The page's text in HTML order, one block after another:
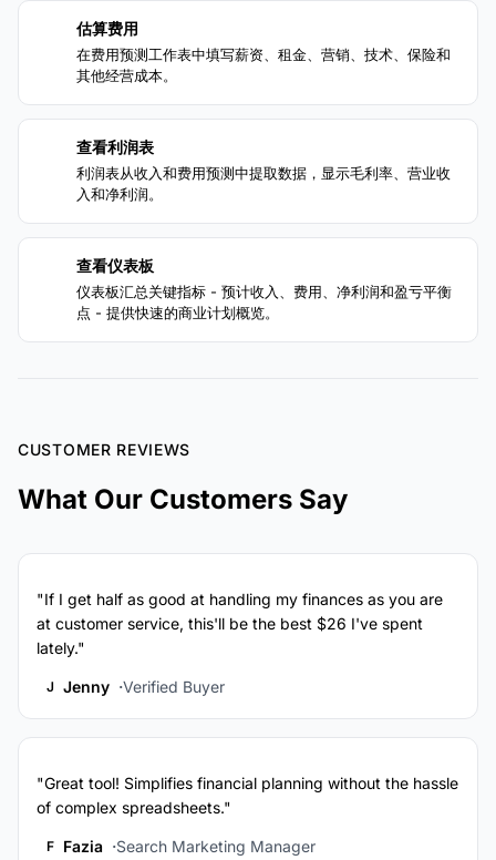
估算费用
在费用预测工作表中填写薪资、租金、营销、技术、保险和
其他经营成本。
查看利润表
利润表从收入和费用预测中提取数据，显示毛利率、营业收
入和净利润。
查看仪表板
仪表板汇总关键指标 - 预计收入、费用、净利润和盈亏平衡
点 - 提供快速的商业计划概览。
CUSTOMER REVIEWS
What Our Customers Say
"If I get half as good at handling my finances as you are
at customer service, this'll be the best $26 I've spent
lately."
J Jenny Verified Buyer
"Great tool! Simplifies financial planning without the hassle
of complex spreadsheets."
F Fazia Search Marketing Manager